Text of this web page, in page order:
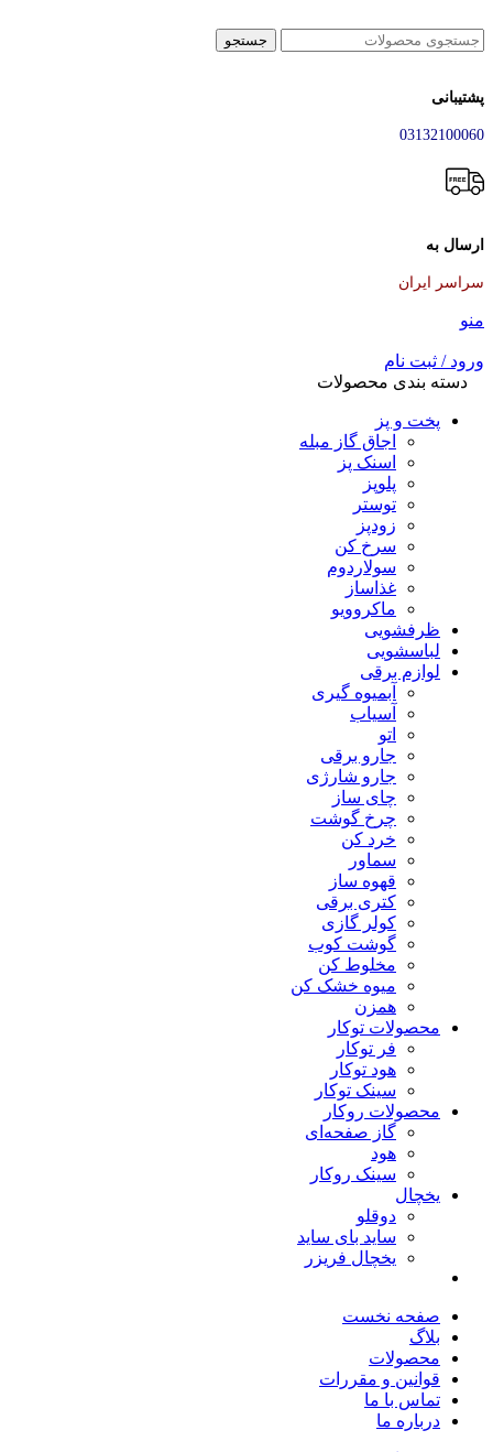
جستجو
پشتیبانی
03132100060
ارسال به
سراسر ایران
منو
ورود / ثبت نام
دسته بندی محصولات
پخت و پز
اجاق گاز مبله
اسنک پز
پلوپز
توستر
زودپز
سرخ کن
سولاردوم
غذاساز
ماکروویو
ظرفشویی
لباسشویی
لوازم برقی
آبمیوه گیری
آسیاب
اتو
جارو برقی
جارو شارژی
چای ساز
چرخ گوشت
خرد کن
سماور
قهوه ساز
کتری برقی
کولر گازی
گوشت کوب
مخلوط کن
میوه خشک کن
همزن
محصولات توکار
فر توکار
هود توکار
سینک توکار
محصولات روکار
گاز صفحه‌ای
هود
سینک روکار
یخچال
دوقلو
ساید بای ساید
یخچال فریزر
صفحه نخست
بلاگ
محصولات
قوانین و مقررات
تماس با ما
درباره ما